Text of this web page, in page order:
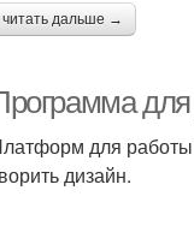
читать дальше →
для работы
дизайн.